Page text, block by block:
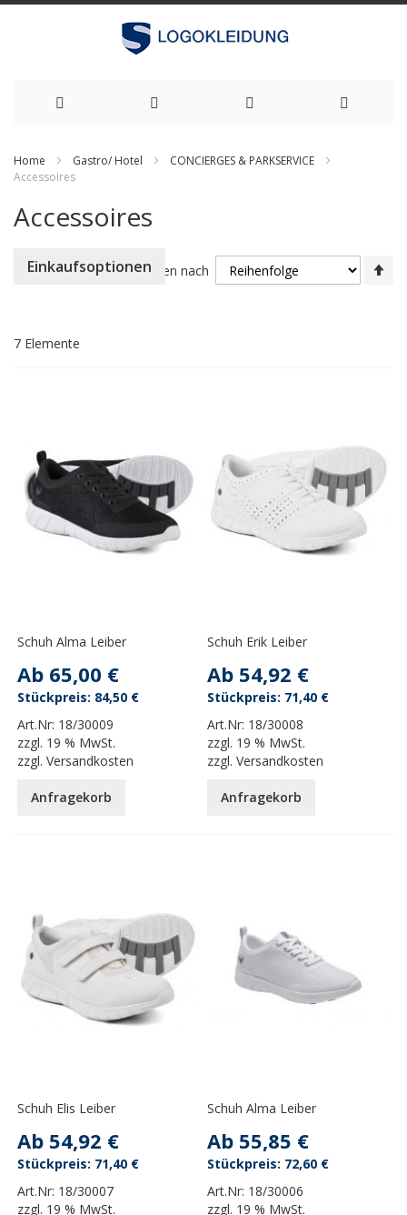
Inhalt
springen
Home Gastro/ Hotel
CONCIERGES & PARKSERVICE
Accessoires
Accessoires
7 Elemente
Sortieren nach
Schuh Alma Leiber
Ab 65,00 €
Art.Nr: 18/30009
zzgl. 19 % MwSt.
zzgl.Versandkosten
84,50 €
Anfragekorb
Schuh Erik Leiber
Ab 54,92 €
Art.Nr: 18/30008
zzgl. 19 % MwSt.
zzgl.Versandkosten
71,40 €
Anfragekorb
Schuh Elis Leiber
Ab 54,92 €
Art.Nr: 18/30007
zzgl. 19 % MwSt.
71,40 €
Schuh Alma Leiber
Ab 55,85 €
Art.Nr: 18/30006
zzgl. 19 % MwSt.
72,60 €
Einkaufsoptionen